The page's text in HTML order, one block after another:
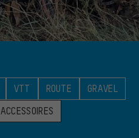
VTT ROUTE
GRAVEL
ACCESSOIRES